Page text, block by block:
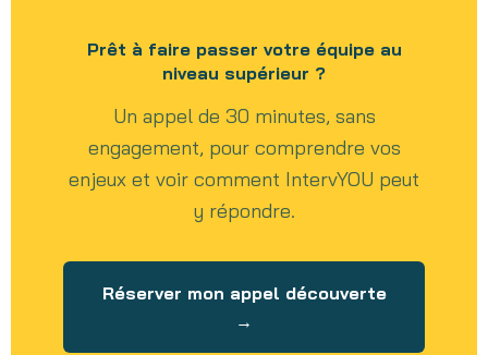
Prêt à faire passer votre équipe au
niveau supérieur ?
Un appel de 30 minutes, sans
engagement, pour comprendre vos
enjeux et voir comment IntervYOU peut
y répondre.
Réserver mon appel découverte
→